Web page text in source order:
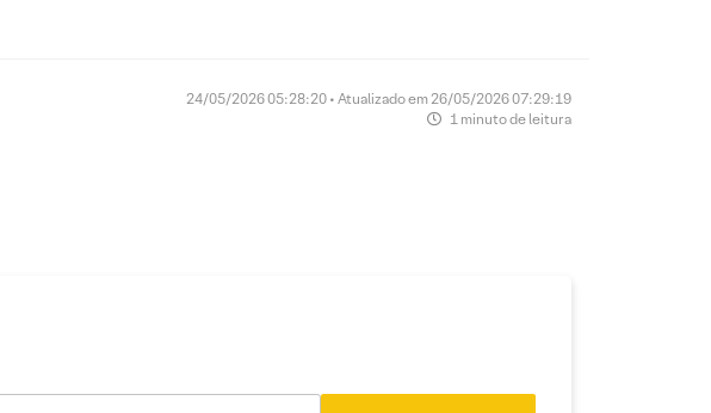
24/05/2026 05:28:20 • Atualizado em 26/05/2026 07:29:19
1 minuto de leitura